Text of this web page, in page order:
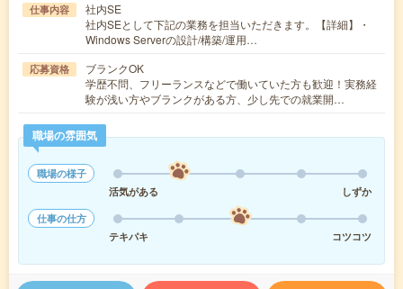
仕事内容
社内SE
社内SEとして下記の業務を担当いただきます。【詳細】・
Windows Serverの設計/構築/運用…
応募資格
ブランクOK
学歴不問、フリーランスなどで働いていた方も歓迎！実務経
験が浅い方やブランクがある方、少し先での就業開…
職場の雰囲気
職場の様子
活気がある
しずか
仕事の仕方
テキパキ
コツコツ